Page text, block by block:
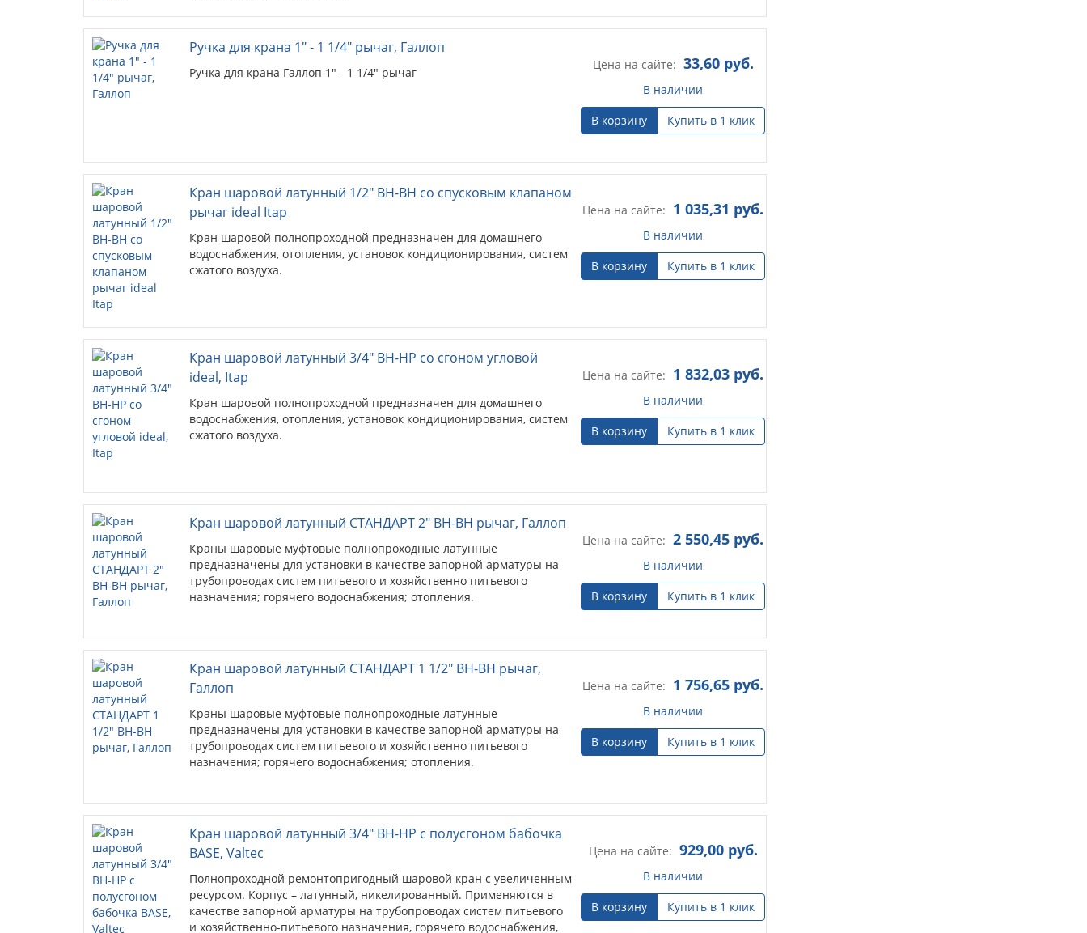
Ручка для крана 1" - 1 1/4" рычаг, Галлоп
Ручка для крана Галлоп 1" - 1 1/4" рычаг
Цена на сайте: 33,60руб.
В наличии
В корзину
Купить в 1 клик
Кран шаровой латунный 1/2" ВН-ВН cо спусковым клапаном
рычаг ideal Itap
Кран шаровой полнопроходной предназначен для домашнего
водоснабжения, отопления, установок кондиционирования, систем
сжатого воздуха.
Цена на сайте: 1 035,31 руб.
В наличии
В корзину
Купить в 1 клик
Кран шаровой латунный 3/4" ВН-НР cо сгоном угловой
ideal, Itap
Кран шаровой полнопроходной предназначен для домашнего
водоснабжения, отопления, установок кондиционирования, систем
сжатого воздуха.
Цена на сайте: 1 832,03 руб.
В наличии
В корзину
Купить в 1 клик
Кран шаровой латунный СТАНДАРТ 2" ВН-ВН рычаг, Галлоп
Краны шаровые муфтовые полнопроходные латунные
предназначены для установки в качестве запорной арматуры на
трубопроводах систем питьевого и хозяйственно питьевого
назначения; горячего водоснабжения; отопления.
Цена на сайте: 2 550,45 руб.
В наличии
В корзину
Купить в 1 клик
Кран шаровой латунный СТАНДАРТ 1 1/2" ВН-ВН рычаг,
Галлоп
Краны шаровые муфтовые полнопроходные латунные
предназначены для установки в качестве запорной арматуры на
трубопроводах систем питьевого и хозяйственно питьевого
назначения; горячего водоснабжения; отопления.
Цена на сайте: 1 756,65 руб.
В наличии
В корзину
Купить в 1 клик
Кран шаровой латунный 3/4" ВН-НР с полусгоном бабочка
BASE, Valtec
Полнопроходной ремонтопригодный шаровой кран с увеличенным
ресурсом. Корпус – латунный, никелированный. Применяются в
качестве запорной арматуры на трубопроводах систем питьевого
и хозяйственно-питьевого назначения, горячего водоснабжения,
Цена на сайте: 929,00руб.
В наличии
В корзину
Купить в 1 клик